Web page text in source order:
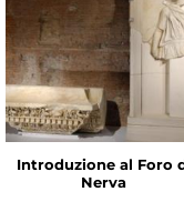
Introduzione al Foro
Nerva